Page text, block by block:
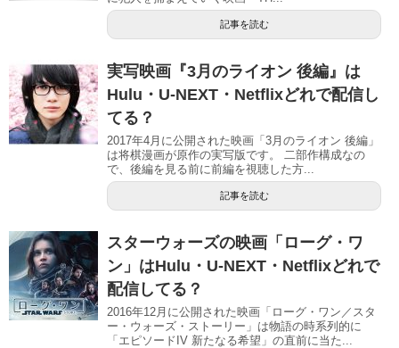
記事を読む
実写映画『3月のライオン 後編』は
Hulu・U-NEXT・Netflixどれで配信し
てる？
2017年4月に公開された映画「3月のライオン 後編」
は将棋漫画が原作の実写版です。 二部作構成なの
で、後編を見る前に前編を視聴した方...
記事を読む
スターウォーズの映画「ローグ・ワ
ン」はHulu・U-NEXT・Netflixどれで
配信してる？
2016年12月に公開された映画「ローグ・ワン／スタ
ー・ウォーズ・ストーリー」は物語の時系列的に
「エピソードIV 新たなる希望」の直前に当た...